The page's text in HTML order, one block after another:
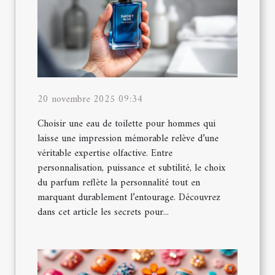
20 novembre 2025 09:34
Choisir une eau de toilette pour hommes qui
laisse une impression mémorable relève d’une
véritable expertise olfactive. Entre
personnalisation, puissance et subtilité, le choix
du parfum reflète la personnalité tout en
marquant durablement l’entourage. Découvrez
dans cet article les secrets pour...